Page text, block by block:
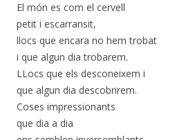
El món es com el cervell
petit i escarransit,
llocs que encara no hem trobat
i que algun dia trobarem.
LLocs que els desconeixem i
que algun dia descobrirem.
Coses impressionants
que dia a dia